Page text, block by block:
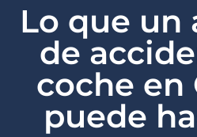
Lo que un
de
coche en
puede